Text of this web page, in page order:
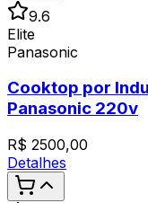
9.6
Elite
Panasonic
Cooktop por
Panasonic 220v
R$ 2500,00
Detalhes